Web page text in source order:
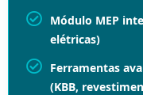
Módulo MEP
elétricas)
Ferramentas
(KBB,